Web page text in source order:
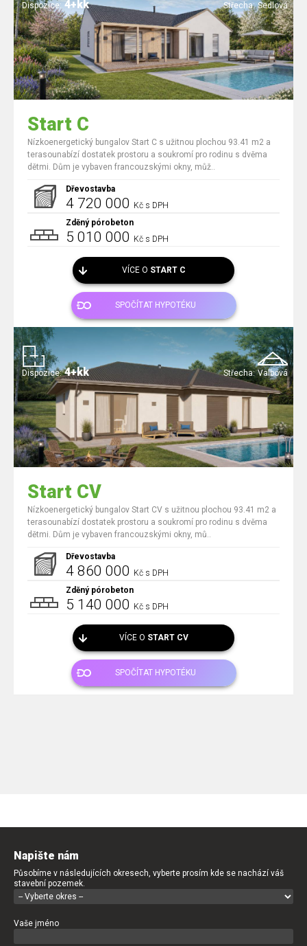
Střecha: Sedlová
Dispozice: 4+kk
Start C
Nízkoenergetický bungalov Start C s užitnou plochou 93.41 m2 a
terasounabízí dostatek prostoru a soukromí pro rodinu s dvěma
dětmi. Dům je vybaven francouzskými okny, můž..
Dřevostavba
4 720 000 Kč s DPH
Zděný pórobeton
5 010 000 Kč s DPH
VÍCE O START C
SPOČÍTAT HYPOTÉKU
Střecha: Valbová
Dispozice: 4+kk
Start CV
Nízkoenergetický bungalov Start CV s užitnou plochou 93.41 m2 a
terasounabízí dostatek prostoru a soukromí pro rodinu s dvěma
dětmi. Dům je vybaven francouzskými okny, mů..
Dřevostavba
4 860 000 Kč s DPH
Zděný pórobeton
5 140 000 Kč s DPH
VÍCE O START CV
SPOČÍTAT HYPOTÉKU
Napište nám
Působíme v následujících okresech, vyberte prosím kde se nachází váš
stavební pozemek.
Vaše jméno